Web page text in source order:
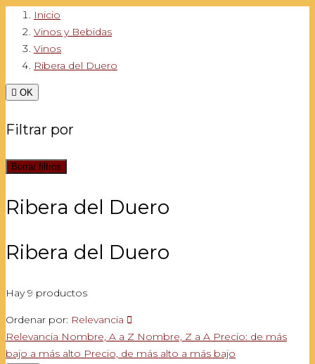
Inicio
Vinos y Bebidas
Vinos
Ribera del Duero
 OK
Filtrar por
Borrar filtros
Ribera del Duero
Ribera del Duero
Hay 9 productos
Ordenar por: Relevancia 
Relevancia Nombre, A a Z Nombre, Z a A Precio: de más
bajo a más alto Precio, de más alto a más bajo